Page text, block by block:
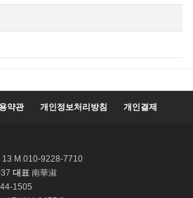
약관 개인정보처리방침 개인결제
13 M.010-9228-7710
대표 南華淑
1505